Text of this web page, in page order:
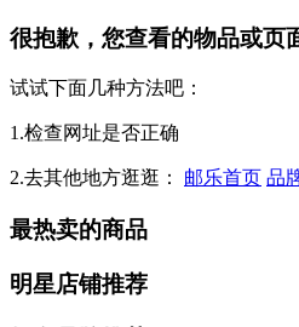
很抱歉，您查看的物品或页
试试下面几种方法吧：
1.检查网址是否正确
2.去其他地方逛逛： 邮乐首页 品
最热卖的商品
明星店铺推荐